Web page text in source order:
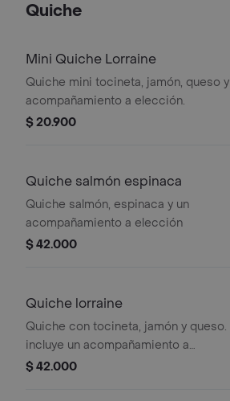
Quiche
Mini Quiche Lorraine
Quiche mini tocineta, jamón, queso y
acompañamiento a elección.
$ 20.900
Quiche salmón espinaca
Quiche salmón, espinaca y un
acompañamiento a elección
$ 42.000
Quiche lorraine
Quiche con tocineta, jamón y queso.
incluye un acompañamiento a
elección
$ 42.000